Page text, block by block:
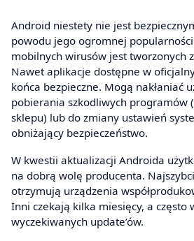
Android niestety nie jest
powodu jego ogromnej
mobilnych wirusów jest tworzonych
Nawet aplikacje dostępne w
końca bezpieczne. Mogą nakłaniać
pobierania szkodliwych programów
sklepu) lub do zmiany ustawień
obniżający bezpieczeństwo.
W kwestii aktualizacji Androida
na dobrą wolę producenta.
otrzymują urządzenia
Inni czekają kilka miesięcy, a często
wyczekiwanych update’ów.